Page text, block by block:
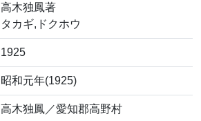
高木独鳳著
タカギ,ドクホウ
1925
昭和元年(1925)
高木独鳳／愛知郡高野村